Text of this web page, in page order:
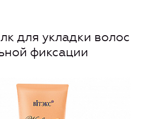
для укладки волос
фиксации